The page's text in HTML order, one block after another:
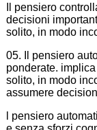
Il pensiero
decisioni
solito, in modo
05. Il pensiero
ponderate.
solito, in modo
assumere
l pensiero